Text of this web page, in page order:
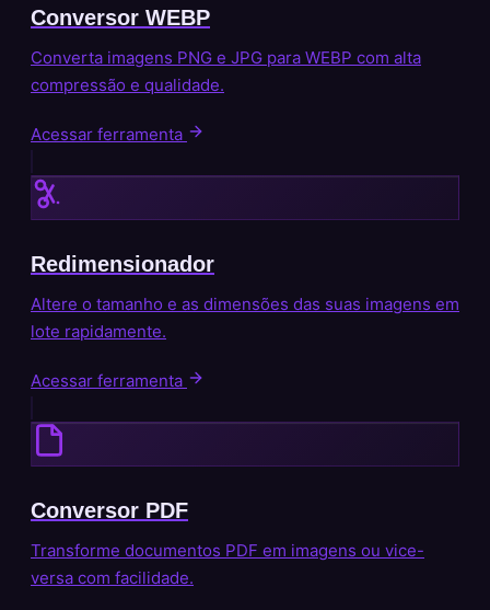
Conversor WEBP
Converta imagens PNG e JPG para WEBP com alta
compressão e qualidade.
Acessar ferramenta
Redimensionador
Altere o tamanho e as dimensões das suas imagens em
lote rapidamente.
Acessar ferramenta
Conversor PDF
Transforme documentos PDF em imagens ou vice-
versa com facilidade.